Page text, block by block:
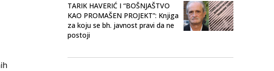
TARIK HAVERIĆ I “BOŠNJAŠTVO
KAO PROMAŠEN PROJEKT”: Knjiga
za koju se bh. javnost pravi da ne
postoji